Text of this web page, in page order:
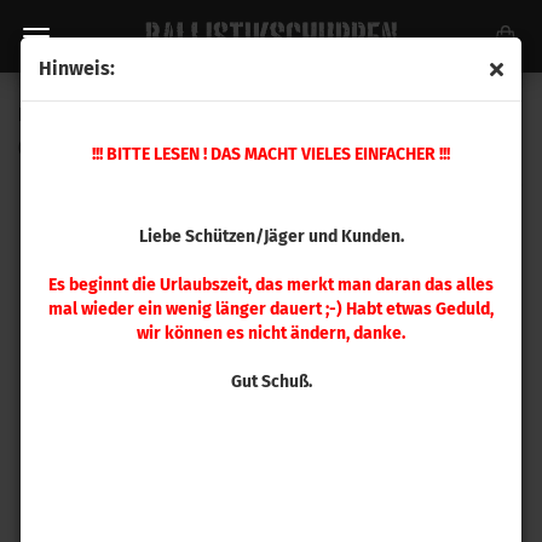
Hinweis:
!!! BITTE LESEN ! DAS MACHT VIELES EINFACHER !!!
Liebe Schützen/Jäger und Kunden.
Es beginnt die Urlaubszeit, das merkt man daran das alles
mal wieder ein wenig länger dauert ;-) Habt etwas Geduld,
wir können es nicht ändern, danke.
Gut Schuß.
UY0630)